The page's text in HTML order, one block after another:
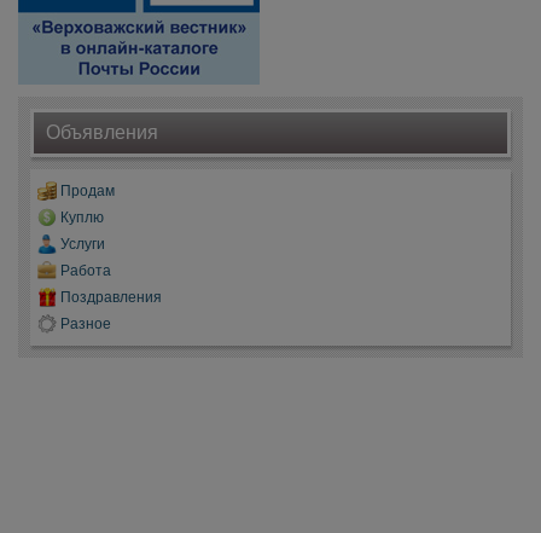
Объявления
Продам
Куплю
Услуги
Работа
Поздравления
Разное